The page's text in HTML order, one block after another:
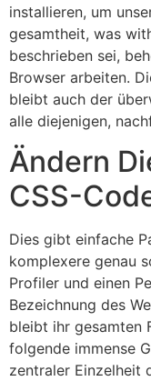
installieren, um
gesamtheit, was
beschrieben sei,
Browser arbeiten.
bleibt auch der
alle diejenigen,
Ändern
CSS-
Dies gibt einfache
komplexere genau
Profiler und einen
Bezeichnung des
bleibt ihr gesamten
folgende immense
zentraler Einzelheit